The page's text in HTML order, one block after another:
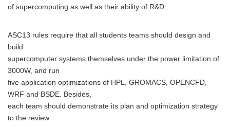
of supercomputing as well as their ability of R&D.
ASC13 rules require that all students teams should design and
build
supercomputer systems themselves under the power limitation of
3000W, and run
five application optimizations of HPL, GROMACS, OPENCFD,
WRF and BSDE. Besides,
each team should demonstrate its plan and optimization strategy
to the review